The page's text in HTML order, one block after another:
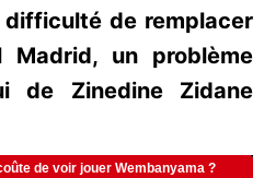
difficulté de remplacer
Madrid, un problème
de Zinedine Zidane